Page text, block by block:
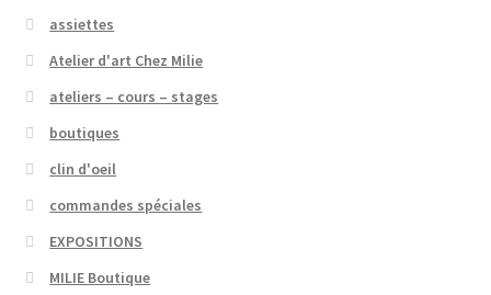
assiettes
Atelier d'art Chez Milie
ateliers – cours – stages
boutiques
clin d'oeil
commandes spéciales
EXPOSITIONS
MILIE Boutique